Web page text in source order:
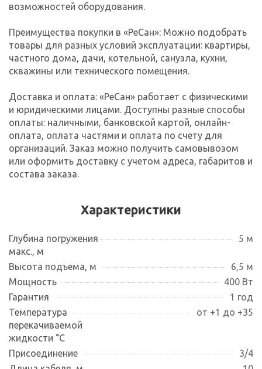
возможностей оборудования.
Преимущества покупки в «РеСан»: Можно подобрать
товары для разных условий эксплуатации: квартиры,
частного дома, дачи, котельной, санузла, кухни,
скважины или технического помещения.
Доставка и оплата: «РеСан» работает с физическими
и юридическими лицами. Доступны разные способы
оплаты: наличными, банковской картой, онлайн-
оплата, оплата частями и оплата по счету для
организаций. Заказ можно получить самовывозом
или оформить доставку с учетом адреса, габаритов и
состава заказа.
Характеристики
Глубина погружения
макс., м
5 м
Высота подъема, м
6,5 м
Мощность
400 Вт
Гарантия
1 год
Температура
перекачиваемой
жидкости °С
от +1 до +35
Присоединение
3/4